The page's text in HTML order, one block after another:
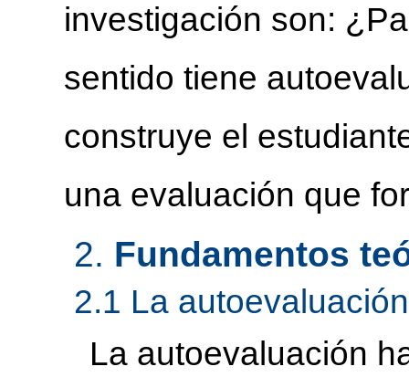
investigación son:
sentido tiene
construye el
una evaluación que
2. Fundamentos
2.1 La
La autoevaluación